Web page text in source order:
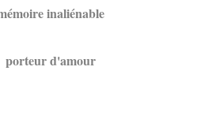
inaliénable
porteur d'amour